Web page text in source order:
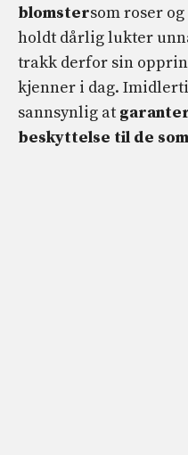
blomstersom roser
holdt dårlig lukter
trakk derfor sin
kjenner i dag.
sannsynlig at
beskyttelse til de